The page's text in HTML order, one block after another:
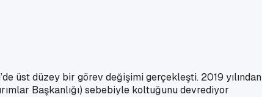
üst düzey bir görev değişimi gerçekleşti. 2019
Başkanlığı) sebebiyle koltuğunu devrediyor